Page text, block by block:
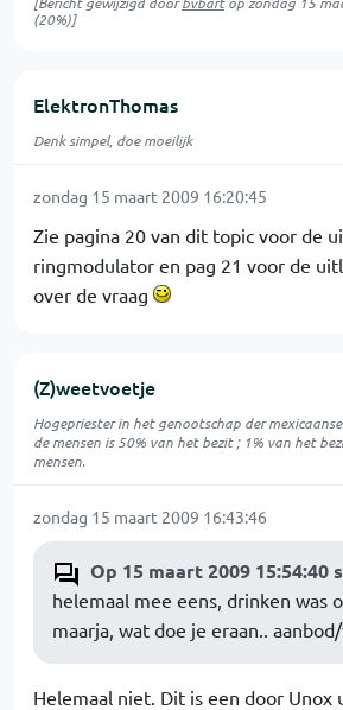
(20%)]
ElektronThomas
Denk simpel, doe moeilijk
zondag 15 maart 2009 16:20:45
Zie pagina 20 van dit topic voor de
ringmodulator en pag 21 voor de
over de vraag
(Z)weetvoetje
Hogepriester in het genootschap der
de mensen is 50% van het bezit ; 1% van het
mensen.
zondag 15 maart 2009 16:43:46
Op 15 maart 2009 15:54:40
helemaal mee eens, drinken was
maarja, wat doe je eraan..
Helemaal niet. Dit is een door Unox